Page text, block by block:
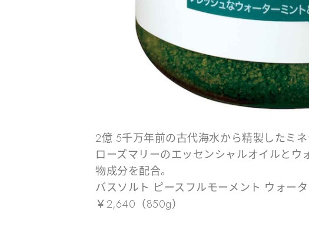
2億 5千万年前の古代海水から精製したミ
ローズマリーのエッセンシャルオイルと
物成分を配合。
バスソルト ピースフルモーメント ウォー
￥2,640（850g）